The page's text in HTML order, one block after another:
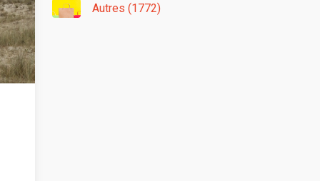
Autres (1772)